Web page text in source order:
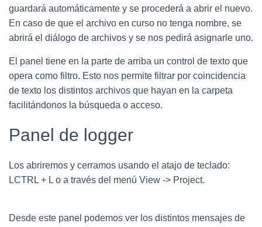
guardará automáticamente y se procederá a abrir el nuevo.
En caso de que el archivo en curso no tenga nombre, se
abrirá el diálogo de archivos y se nos pedirá asignarle uno.
El panel tiene en la parte de arriba un control de texto que
opera como filtro. Esto nos permite filtrar por coincidencia
de texto los distintos archivos que hayan en la carpeta
facilitándonos la búsqueda o acceso.
Panel de logger
Los abriremos y cerramos usando el atajo de teclado:
LCTRL + L o a través del menú View -> Project.
Desde este panel podemos ver los distintos mensajes de